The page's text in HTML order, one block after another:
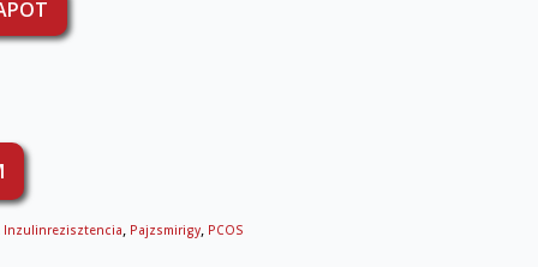
Inzulinrezisztencia, Pajzsmirigy, PCOS